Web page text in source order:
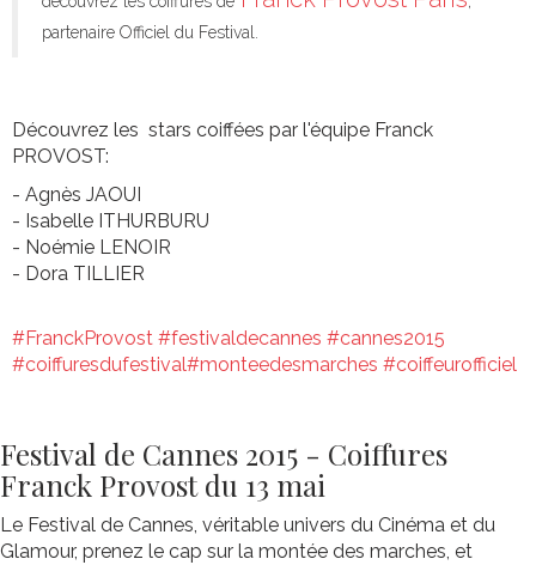
partenaire Officiel du Festival.
Découvrez les stars coiffées par l'équipe Franck
PROVOST:
- Agnès JAOUI
- Isabelle ITHURBURU
- Noémie LENOIR
- Dora TILLIER
‪#‎FranckProvost‬ ‪#‎festivaldecannes‬ ‪#‎cannes2015‬
‪#‎coiffuresdufestival‬‪#‎monteedesmarches‬ ‪#‎coiffeurofficiel‬
Festival de Cannes 2015 - Coiffures
Franck Provost du 13 mai
Le Festival de Cannes, véritable univers du Cinéma et du
Glamour, prenez le cap sur la montée des marches, et